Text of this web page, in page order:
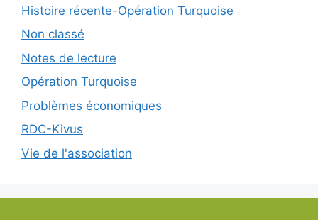
Histoire récente-Opération Turquoise
Non classé
Notes de lecture
Opération Turquoise
Problèmes économiques
RDC-Kivus
Vie de l'association